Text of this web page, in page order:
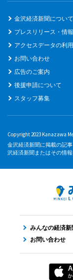
金沢経済新聞について
プレスリリース・情
アクセスデータの利
お問い合わせ
広告のご案内
後援申請について
スタッフ募集
Copyright 2023 Kanazawa
金沢経済新聞に掲載の記
沢経済新聞またはその情報
みんなの経済
お問い合わせ